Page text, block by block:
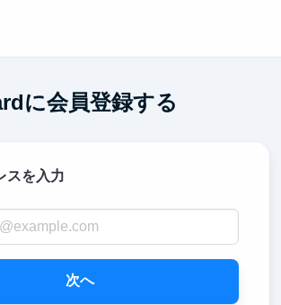
に会員登録する
スを入力
次へ